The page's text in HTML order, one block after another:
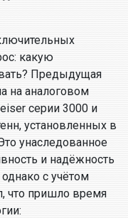
какую
Предыдущая
на аналоговом
серии 3000 и
установленных в
унаследованное
и надёжность
с учётом
что пришло время